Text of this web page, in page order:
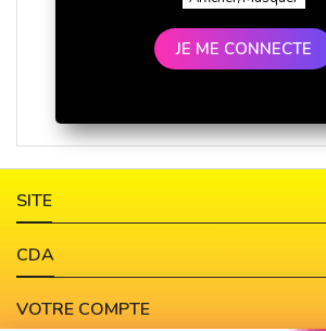
JE ME CONNECTE
SITE
CDA
VOTRE COMPTE